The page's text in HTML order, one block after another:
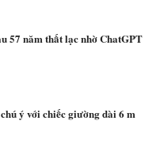
57 năm thất lạc nhờ ChatGPT
ý với chiếc giường dài 6 m